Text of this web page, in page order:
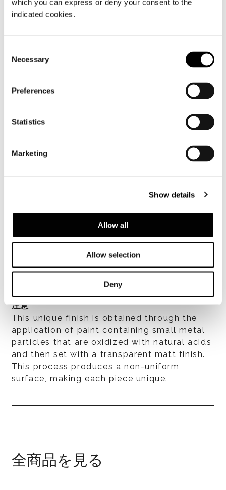
which you can express or deny your consent to the
indicated cookies.
Selection
Necessary
Preferences
Statistics
Marketing
Show details
Allow all
Allow selection
Deny
In stainless steel varnished Corten colour
effect or Cobalt Blue colour effect. The
underside metal plate is varnished matt
black. Black ABS levelling feet.
注意
This unique finish is obtained through the
application of paint containing small metal
particles that are oxidized with natural acids
and then set with a transparent matt finish.
This process produces a non-uniform
surface, making each piece unique.
全商品を見る